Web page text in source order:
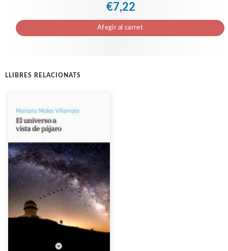
€7,22
Afegir al carret
LLIBRES RELACIONATS